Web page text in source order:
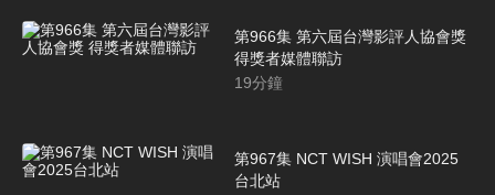
第966集 第六屆台灣影評人協會獎
得獎者媒體聯訪
19分鐘
第967集 NCT WISH 演唱會2025
台北站